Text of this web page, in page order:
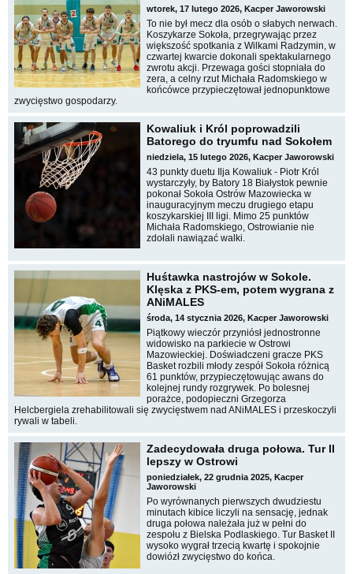
wtorek, 17 lutego 2026, Kacper Jaworowski
To nie był mecz dla osób o słabych nerwach.
Koszykarze Sokoła, przegrywając przez
większość spotkania z Wilkami Radzymin, w
czwartej kwarcie dokonali spektakularnego
zwrotu akcji. Przewaga gości stopniała do
zera, a celny rzut Michała Radomskiego w
końcówce przypieczętował jednopunktowe
zwycięstwo gospodarzy.
Kowaliuk i Król poprowadzili
Batorego do tryumfu nad Sokołem
niedziela, 15 lutego 2026, Kacper Jaworowski
43 punkty duetu Ilja Kowaliuk - Piotr Król
wystarczyły, by Batory 18 Białystok pewnie
pokonał Sokoła Ostrów Mazowiecka w
inauguracyjnym meczu drugiego etapu
koszykarskiej III ligi. Mimo 25 punktów
Michała Radomskiego, Ostrowianie nie
zdołali nawiązać walki.
Huśtawka nastrojów w Sokole.
Klęska z PKS-em, potem wygrana z
ANiMALES
środa, 14 stycznia 2026, Kacper Jaworowski
Piątkowy wieczór przyniósł jednostronne
widowisko na parkiecie w Ostrowi
Mazowieckiej. Doświadczeni gracze PKS
Basket rozbili młody zespół Sokoła różnicą
61 punktów, przypieczętowując awans do
kolejnej rundy rozgrywek. Po bolesnej
porażce, podopieczni Grzegorza
Helcbergiela zrehabilitowali się zwycięstwem nad ANiMALES i przeskoczyli
rywali w tabeli.
Zadecydowała druga połowa. Tur II
lepszy w Ostrowi
poniedziałek, 22 grudnia 2025, Kacper
Jaworowski
Po wyrównanych pierwszych dwudziestu
minutach kibice liczyli na sensację, jednak
druga połowa należała już w pełni do
zespołu z Bielska Podlaskiego. Tur Basket II
wysoko wygrał trzecią kwartę i spokojnie
dowiózł zwycięstwo do końca.